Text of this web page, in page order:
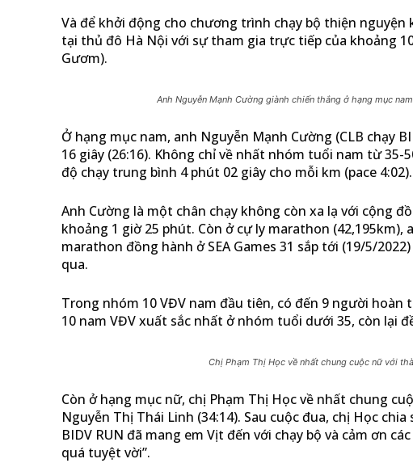
Và để khởi động cho chương trình chạy bộ thiện
tại thủ đô Hà Nội với sự tham gia trực tiếp của khoảng
Gươm).
Anh Nguyễn Mạnh Cường giành chiến thắng ở hạng mục
Ở hạng mục nam, anh Nguyễn Mạnh Cường (CLB chạy
16 giây (26:16). Không chỉ về nhất nhóm tuổi nam từ
độ chạy trung bình 4 phút 02 giây cho mỗi km (pace 4:02).
Anh Cường là một chân chạy không còn xa lạ với cộng
khoảng 1 giờ 25 phút. Còn ở cự ly marathon
marathon đồng hành ở SEA Games 31 sắp tới (19/5/
qua.
Trong nhóm 10 VĐV nam đầu tiên, có đến 9 người
10 nam VĐV xuất sắc nhất ở nhóm tuổi dưới 35, còn lại
Chị Phạm Thị Học về nhất chung cuộc nữ với
Còn ở hạng mục nữ, chị Phạm Thị Học về nhất chung
Nguyễn Thị Thái Linh (34:14). Sau cuộc đua, chị Học
BIDV RUN đã mang em Vịt đến với chạy bộ và cảm ơn
quá tuyệt vời”.